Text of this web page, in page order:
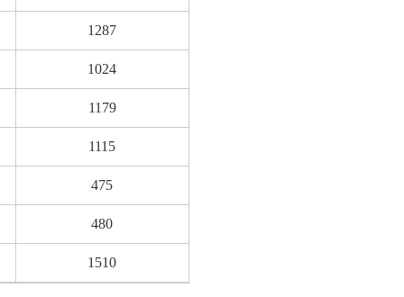
1287
1024
1179
1115
475
480
1510